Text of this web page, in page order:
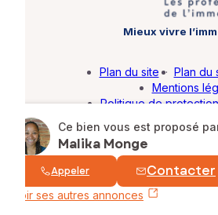
Ce bien vous est proposé
Malika Monge
Appeler Contacter
Voir ses autres annonces
Mieux vivre
© SAFTI 2026. Tous
Plan du site · Plan du
Mentions
Politique de